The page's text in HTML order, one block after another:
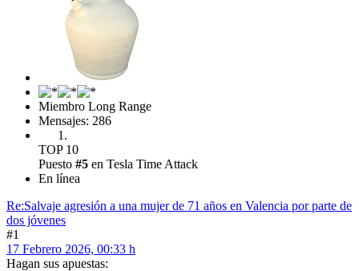
Miembro Long Range
Mensajes: 286
TOP 10
Puesto #5 en Tesla Time Attack
En línea
Re:Salvaje agresión a una mujer de 71 años en Valencia por parte de
dos jóvenes
#1
17 Febrero 2026, 00:33 h
Hagan sus apuestas: